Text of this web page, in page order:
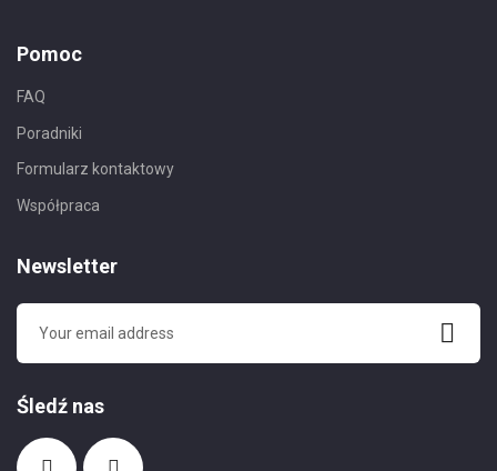
Pomoc
FAQ
Poradniki
Formularz kontaktowy
Współpraca
Newsletter
Śledź nas